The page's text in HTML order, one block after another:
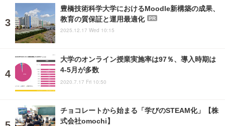
豊橋技術科学大学におけるMoodle新構築の成果、
教育の質保証と運用最適化
PR
2025.12.17 Wed 10:15
大学のオンライン授業実施率は97％、導入時期は
4-5月が多数
2020.7.17 Fri 10:50
チョコレートから始まる「学びのSTEAM化」【株
式会社omochi】